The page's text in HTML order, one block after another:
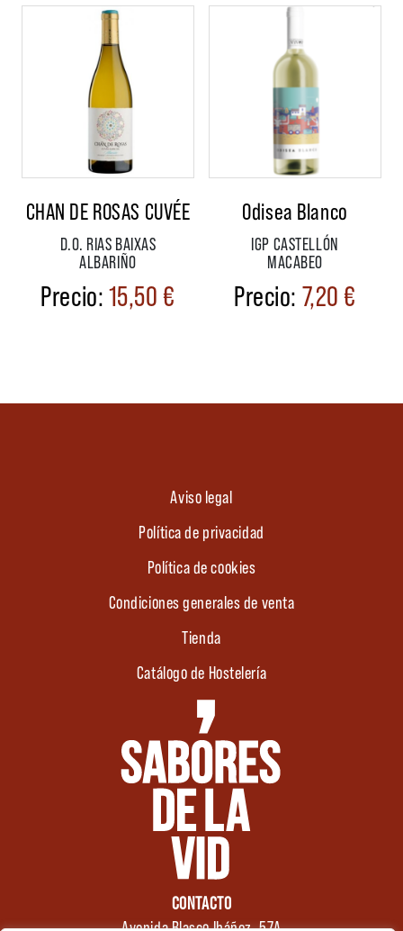
CHAN DE ROSAS CUVÉE
D.O. RIAS BAIXAS
ALBARIÑO
15,50€
Odisea Blanco
IGP CASTELLÓN
MACABEO
7,20€
Aviso legal
Política de privacidad
Política de cookies
Condiciones generales de venta
Tienda
Catálogo de Hostelería
CONTACTO
Avenida Blasco Ibáñez, 57A